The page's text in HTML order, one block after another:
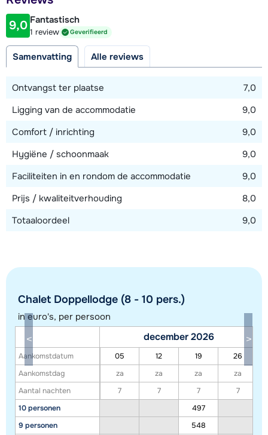
1500 meter
Afstand tot piste
2,1 kilometer
Toon alle accommodaties in dit gebied
Deze kaart geeft een indicatie van de ligging van onze accommodaties. De
exacte locatie kan enigszins afwijken.
9,0 Fantastisch
1 review Geverifieerd
Samenvatting Alle reviews
Ontvangst ter plaatse
7,0
Ligging van de accommodatie
9,0
Comfort / inrichting
9,0
Hygiëne / schoonmaak
9,0
Faciliteiten in en rondom de accommodatie
9,0
Prijs / kwaliteitverhouding
8,0
Totaaloordeel
9,0
Chalet Doppellodge (8 - 10 pers.)
in euro's, per persoon
Aankomstdatum
Aankomstdag
Aantal nachten
10 personen
9 personen
december 2026
05 12 19
26
za
za za
za
7
7 7
7
497
548